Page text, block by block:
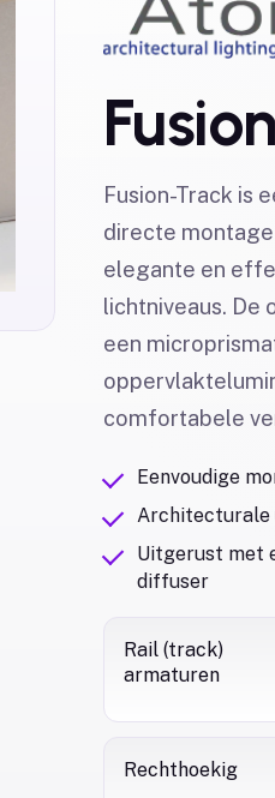
Fusion-Track is
directe
elegante en
lichtniveaus. De
een
comfortabele
Eenvoudige
Uitgerust met
diffuser
Rail (track)
armaturen
Rechthoekig